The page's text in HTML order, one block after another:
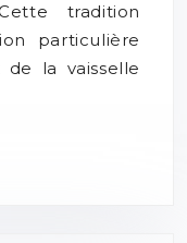
tradition
particulière
la vaisselle